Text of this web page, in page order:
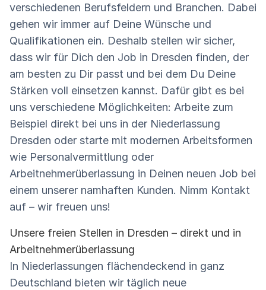
verschiedenen Berufsfeldern und Branchen. Dabei
gehen wir immer auf Deine Wünsche und
Qualifikationen ein. Deshalb stellen wir sicher,
dass wir für Dich den Job in Dresden finden, der
am besten zu Dir passt und bei dem Du Deine
Stärken voll einsetzen kannst. Dafür gibt es bei
uns verschiedene Möglichkeiten: Arbeite zum
Beispiel direkt bei uns in der Niederlassung
Dresden oder starte mit modernen Arbeitsformen
wie Personalvermittlung oder
Arbeitnehmerüberlassung in Deinen neuen Job bei
einem unserer namhaften Kunden. Nimm Kontakt
auf – wir freuen uns!
Unsere freien Stellen in Dresden – direkt und in
Arbeitnehmerüberlassung
In Niederlassungen flächendeckend in ganz
Deutschland bieten wir täglich neue